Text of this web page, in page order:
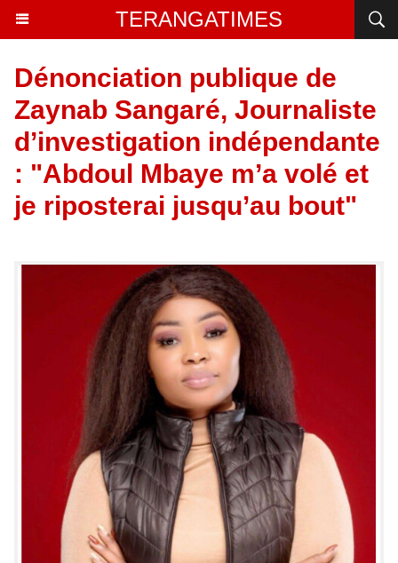
TERANGATIMES
Dénonciation publique de
Zaynab Sangaré, Journaliste
d’investigation indépendante
: "Abdoul Mbaye m’a volé et
je riposterai jusqu’au bout"